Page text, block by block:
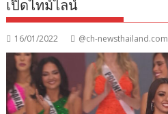
เปิดไทม์ไลน์
16/01/2022 @ch-newsthailand.com